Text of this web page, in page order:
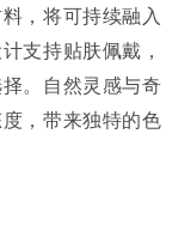
，将可持续融入
支持贴肤佩戴，
。自然灵感与奇
，带来独特的色